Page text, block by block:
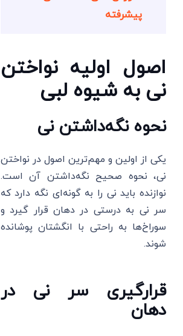
پیشرفته
اصول اولیه نواختن
نی به شیوه لبی
نحوه نگه‌داشتن نی
یکی از اولین و مهم‌ترین اصول در نواختن
نی، نحوه صحیح نگه‌داشتن آن است.
نوازنده باید نی را به گونه‌ای نگه دارد که
سر نی به درستی در دهان قرار گیرد و
سوراخ‌ها به راحتی با انگشتان پوشانده
شوند.
قرارگیری سر نی در
دهان